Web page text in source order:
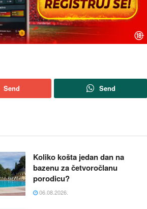
Send Send
Koliko košta jedan dan na
bazenu za četvoročlanu
porodicu?
06.08.2026.